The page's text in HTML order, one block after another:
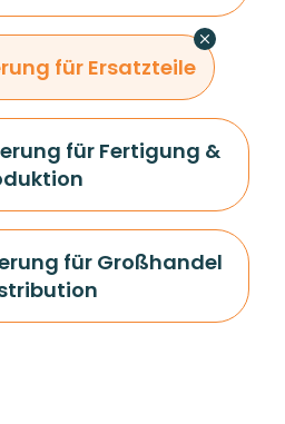
für Ersatzteile
für Fertigung &
für Großhandel